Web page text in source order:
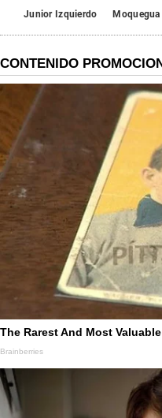
Junior Izquierdo Moquegua